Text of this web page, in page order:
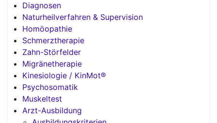
Diagnosen
Naturheilverfahren & Supervision
Homöopathie
Schmerztherapie
Zahn-Störfelder
Migränetherapie
Kinesiologie / KinMot®
Psychosomatik
Muskeltest
Arzt-Ausbildung